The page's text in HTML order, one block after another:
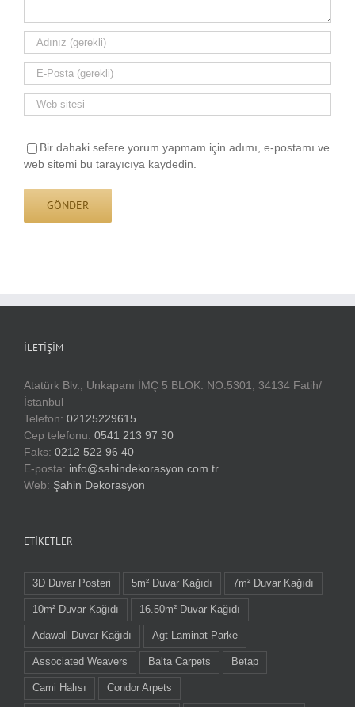
Bir dahaki sefere yorum yapmam için adımı, e-postamı ve
web sitemi bu tarayıcıya kaydedin.
İLETIŞIM
Atatürk Blv., Unkapanı İMÇ 5 BLOK. NO:5301, 34134 Fatih/
İstanbul
Telefon: 02125229615
Cep telefonu: 0541 213 97 30
Faks: 0212 522 96 40
E-posta: info@sahindekorasyon.com.tr
Web: Şahin Dekorasyon
ETIKETLER
3D Duvar Posteri 5m² Duvar Kağıdı 7m² Duvar Kağıdı
10m² Duvar Kağıdı 16.50m² Duvar Kağıdı
Adawall Duvar Kağıdı Agt Laminat Parke
Associated Weavers Balta Carpets Betap
Cami Halısı Condor Arpets